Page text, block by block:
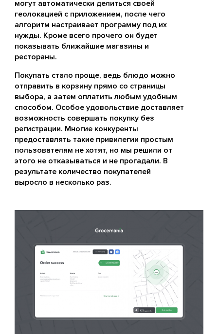
могут автоматически делиться своей
геолокацией с приложением, после чего
алгоритм настраивает программу под их
нужды. Кроме всего прочего он будет
показывать ближайшие магазины и
рестораны.
Покупать стало проще, ведь блюдо можно
отправить в корзину прямо со страницы
выбора, а затем оплатить любым удобным
способом. Особое удовольствие доставляет
возможность совершать покупку без
регистрации. Многие конкуренты
предоставлять такие привилегии простым
пользователям не хотят, но мы решили от
этого не отказываться и не прогадали. В
результате количество покупателей
выросло в несколько раз.